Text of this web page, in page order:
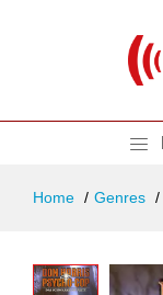
Home Genres